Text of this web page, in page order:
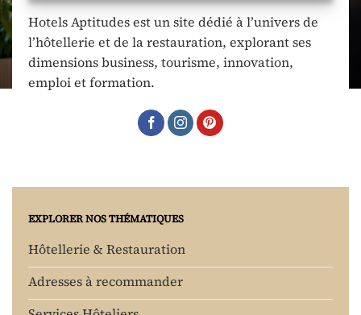
Hotels Aptitudes est un site dédié à l’univers de
l’hôtellerie et de la restauration, explorant ses
dimensions business, tourisme, innovation,
emploi et formation.
EXPLORER NOS THÉMATIQUES
Hôtellerie & Restauration
Adresses à recommander